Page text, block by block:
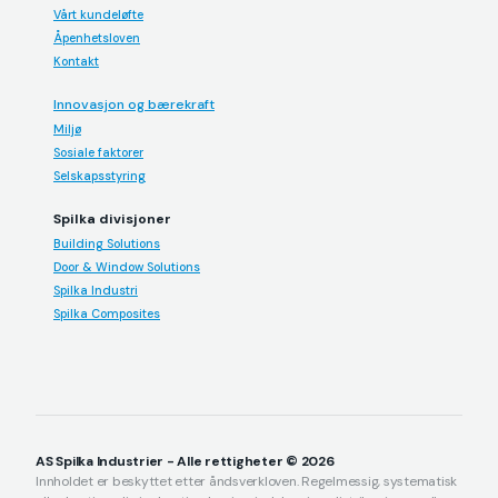
Vårt kundeløfte
Åpenhetsloven
Kontakt
Innovasjon og bærekraft
Miljø
Sosiale faktorer
Selskapsstyring
Spilka divisjoner
Building Solutions
Door & Window Solutions
Spilka Industri
Spilka Composites
AS Spilka Industrier - Alle rettigheter © 2026
Innholdet er beskyttet etter åndsverkloven. Regelmessig, systematisk